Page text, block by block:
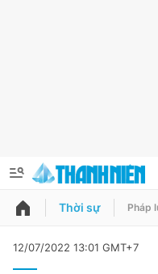
QUẢNG CÁO
Thời sự Pháp
12/07/2022 13:01 GMT+7